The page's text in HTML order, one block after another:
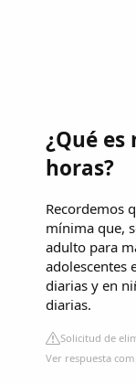
¿Qué
horas?
Recordemos
mínima que,
adulto para
adolescentes
diarias y en
diarias.
Solicitud de
Ver respuesta